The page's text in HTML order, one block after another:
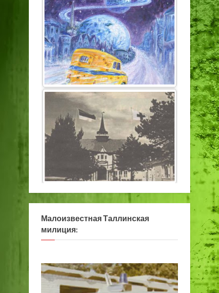
Малоизвестная Таллинская
милиция: